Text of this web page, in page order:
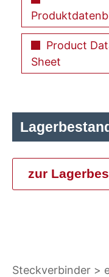
Product
Sheet
zur
Steckverbinder